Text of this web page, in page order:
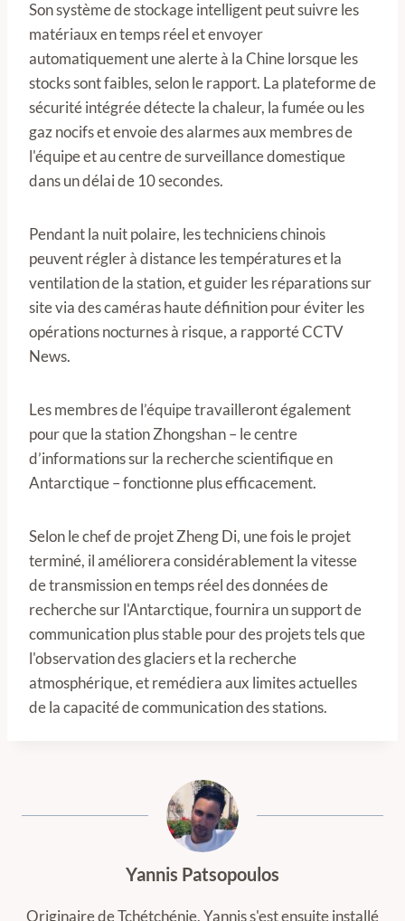
Son système de stockage intelligent peut suivre les
matériaux en temps réel et envoyer
automatiquement une alerte à la Chine lorsque les
stocks sont faibles, selon le rapport. La plateforme de
sécurité intégrée détecte la chaleur, la fumée ou les
gaz nocifs et envoie des alarmes aux membres de
l'équipe et au centre de surveillance domestique
dans un délai de 10 secondes.
Pendant la nuit polaire, les techniciens chinois
peuvent régler à distance les températures et la
ventilation de la station, et guider les réparations sur
site via des caméras haute définition pour éviter les
opérations nocturnes à risque, a rapporté CCTV
News.
Les membres de l’équipe travailleront également
pour que la station Zhongshan – le centre
d’informations sur la recherche scientifique en
Antarctique – fonctionne plus efficacement.
Selon le chef de projet Zheng Di, une fois le projet
terminé, il améliorera considérablement la vitesse
de transmission en temps réel des données de
recherche sur l'Antarctique, fournira un support de
communication plus stable pour des projets tels que
l'observation des glaciers et la recherche
atmosphérique, et remédiera aux limites actuelles
de la capacité de communication des stations.
Yannis Patsopoulos
Originaire de Tchétchénie, Yannis s'est ensuite installé